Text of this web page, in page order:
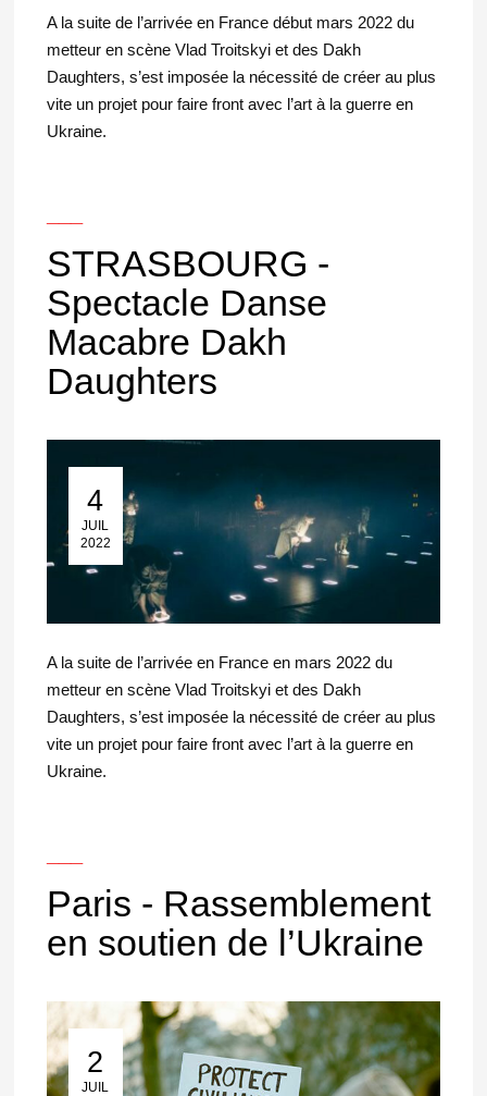
A la suite de l’arrivée en France début mars 2022 du
metteur en scène Vlad Troitskyi et des Dakh
Daughters, s’est imposée la nécessité de créer au plus
vite un projet pour faire front avec l’art à la guerre en
Ukraine.
STRASBOURG -
Spectacle Danse
Macabre Dakh
Daughters
4
JUIL
2022
04 Juil 2022
A la suite de l’arrivée en France en mars 2022 du
metteur en scène Vlad Troitskyi et des Dakh
Daughters, s’est imposée la nécessité de créer au plus
vite un projet pour faire front avec l’art à la guerre en
Ukraine.
Paris - Rassemblement
en soutien de l’Ukraine
2
JUIL
02 Juil 2022